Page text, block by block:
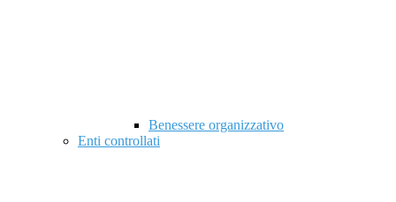
Benessere organizzativo
Enti controllati